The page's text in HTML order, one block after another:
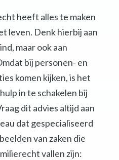
heeft alles te maken
leven. Denk hierbij aan
maar ook aan
bij personen- en
komen kijken, is het
in te schakelen bij
dit advies altijd aan
dat gespecialiseerd
van zaken die
vallen zijn: